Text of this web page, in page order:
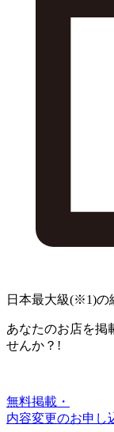
日本最大級(※1)の
あなたのお店を掲
せんか？!
無料掲載・
内容変更のお申し